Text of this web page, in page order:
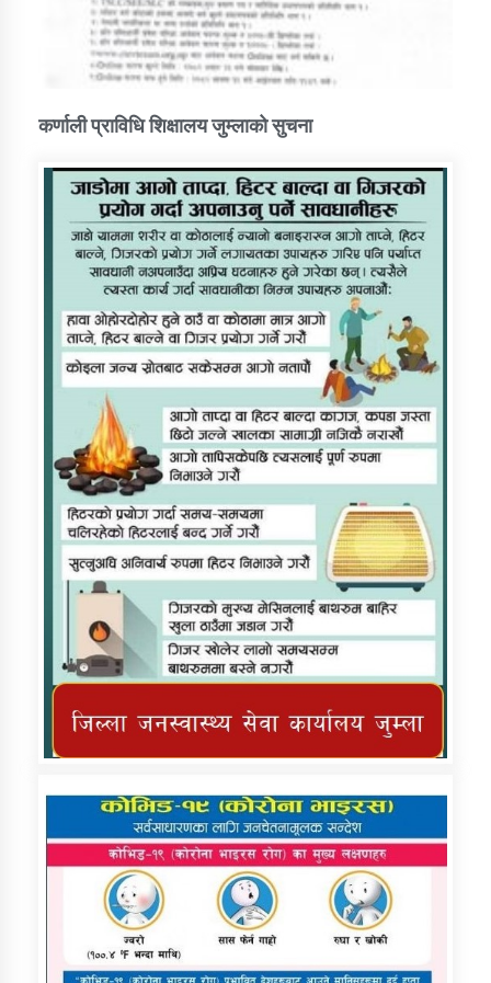
कर्णाली प्राविधि शिक्षालय जुम्लाको सुचना